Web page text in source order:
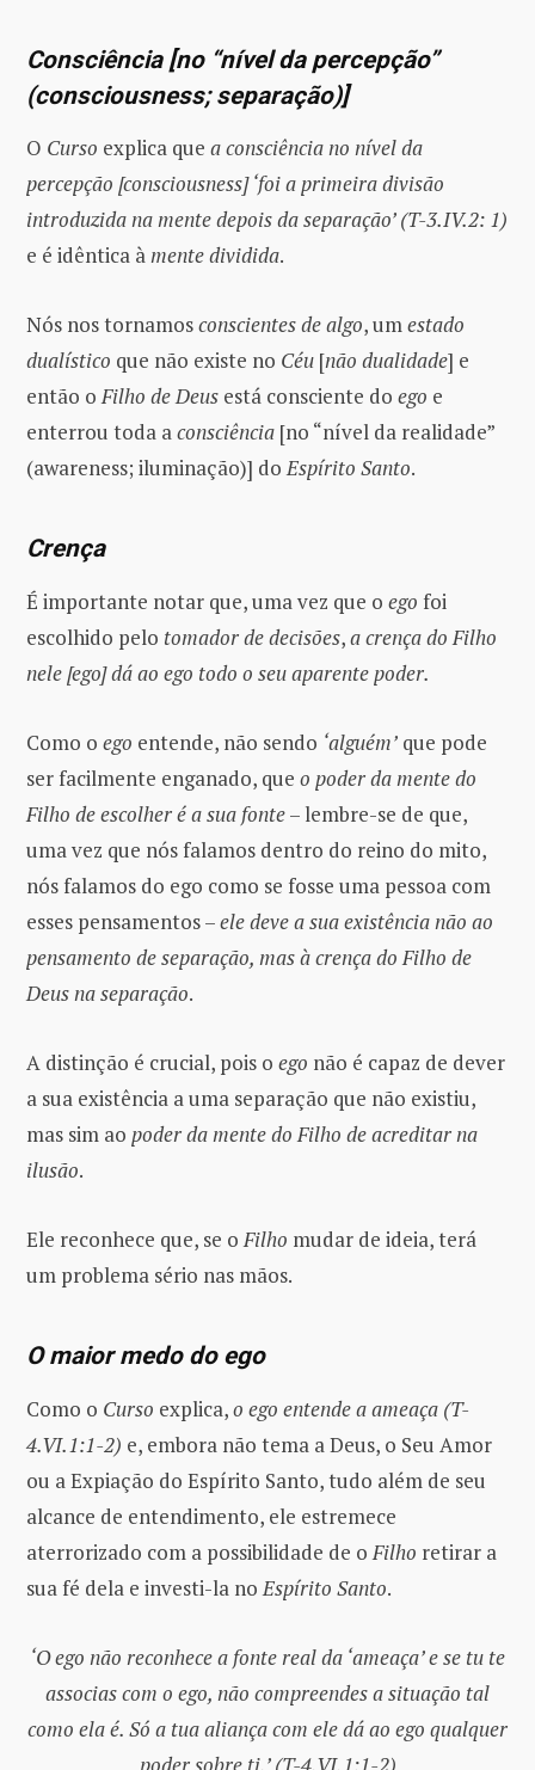
Consciência [no “nível da percepção”
(consciousness; separação)]
O Curso explica que a consciência no nível da
percepção [consciousness] ‘foi a primeira divisão
introduzida na mente depois da separação’ (T-3.IV.2: 1)
e é idêntica àmentedividida.
Nós nos tornamosconscientes de algo, umestado
dualístico que não existe no Céu [não dualidade] e
então oFilho de Deus está consciente do ego e
enterrou toda aconsciência [no “nível da realidade”
(awareness; iluminação)] doEspírito Santo.
Crença
É importante notar que, uma vez que o ego foi
escolhido pelo tomador de decisões,a crença do Filho
nele [ego] dá ao ego todo o seu aparente poder.
Como o ego entende, não sendo ‘alguém’ que pode
ser facilmente enganado, que o poder da mente do
Filho de escolher é a sua fonte– lembre-se de que,
uma vez que nós falamos dentro do reino do mito,
nós falamos do ego como se fosse uma pessoa com
esses pensamentos –ele deve a sua existência não ao
pensamento de separação, mas à crença do Filho de
Deus na separação.
A distinção é crucial, pois o ego não é capaz de dever
a sua existência a uma separação que não existiu,
mas sim ao poder da mente do Filho de acreditar na
ilusão.
Ele reconhece que, se oFilho mudar de ideia, terá
um problema sério nas mãos.
O maior medo do ego
Como o Curso explica,o ego entende a ameaça (T-
4.VI.1:1-2) e, embora não tema a Deus, o Seu Amor
ou a Expiação do Espírito Santo, tudo além de seu
alcance de entendimento, ele estremece
aterrorizado com a possibilidade de o Filho retirar a
sua fé dela e investi-la no Espírito Santo.
‘O ego não reconhece a fonte real da ‘ameaça’ e se tu te
associas com o ego, não compreendes a situação tal
como ela é. Só a tua aliança com ele dá ao ego qualquer
poder sobre ti.’ (T-4.VI.1:1-2)